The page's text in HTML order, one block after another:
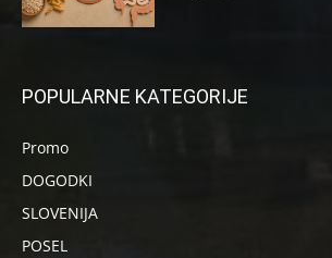
POPULARNE KATEGORIJE
Promo
DOGODKI
SLOVENIJA
POSEL